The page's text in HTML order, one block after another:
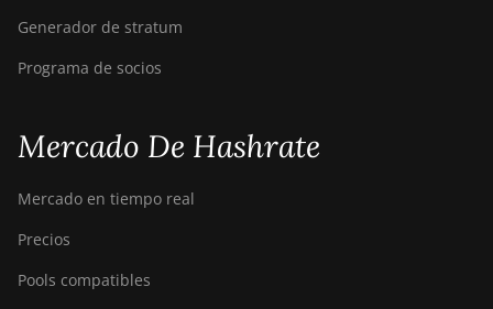
Bitdeer SealMiner A3 Pro Air
Hydro
Bitdeer SealMiner A4 Pro
Generador de stratum
Programa de socios
Mercado De Hashrate
Mercado en tiempo real
Precios
Pools compatibles